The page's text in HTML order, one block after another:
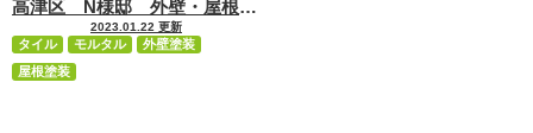
高津区 N様邸 外壁・屋根塗…
2023.01.22 更新
タイル モルタル
外壁塗装
屋根塗装